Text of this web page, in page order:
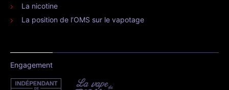
La nicotine
La position de l’OMS sur le vapotage
Engagement